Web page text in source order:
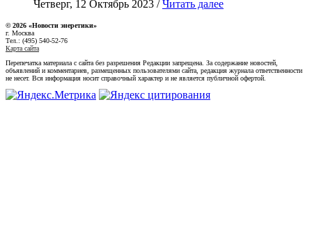
Четверг, 12 Октябрь 2023 /Читать далее
© 2026 «Новости энеретики»
г. Москва
Тел.: (495) 540-52-76
Карта сайта
Перепечатка материала с сайта без разрешения Редакции запрещена. За содержание новостей,
объявлений и комментариев, размещенных пользователями сайта, редакция журнала ответственности
не несет. Вся информация носит справочный характер и не является публичной офертой.